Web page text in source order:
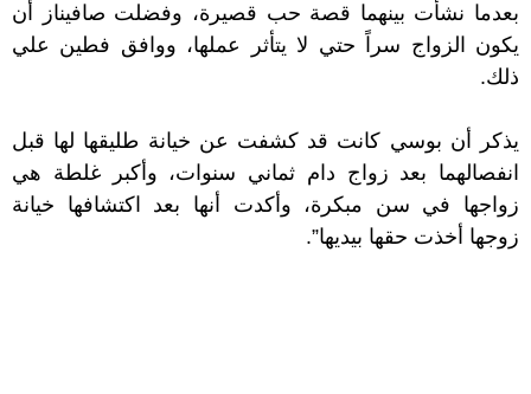
بعدما نشأت بينهما قصة حب قصيرة، وفضلت صافيناز أن
يكون الزواج سراً حتي لا يتأثر عملها، ووافق فطين علي
ذلك.
يذكر أن بوسي كانت قد كشفت عن خيانة طليقها لها قبل
انفصالهما بعد زواج دام ثماني سنوات، وأكبر غلطة هي
زواجها في سن مبكرة، وأكدت أنها بعد اكتشافها خيانة
زوجها أخذت حقها بيديها”.